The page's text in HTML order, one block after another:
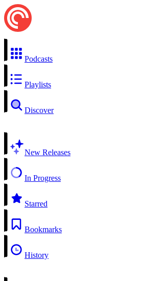
Podcasts
Playlists
Discover
New Releases
In Progress
Starred
Bookmarks
History